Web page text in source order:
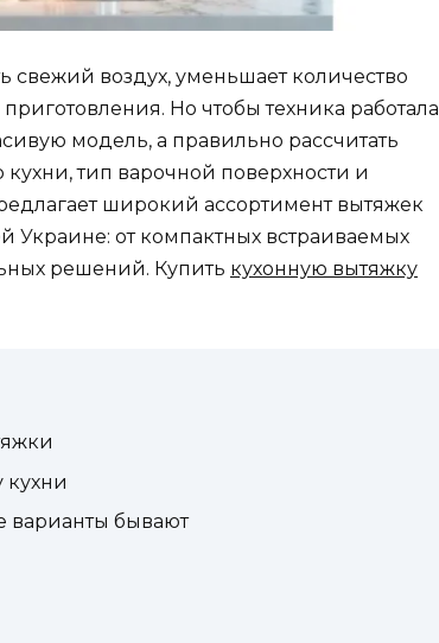
свежий воздух, уменьшает количество
Но чтобы техника работала
модель, а правильно рассчитать
тип варочной поверхности и
широкий ассортимент вытяжек
Украине: от компактных встраиваемых
решений. Купить кухонную вытяжку
кухни
варианты бывают